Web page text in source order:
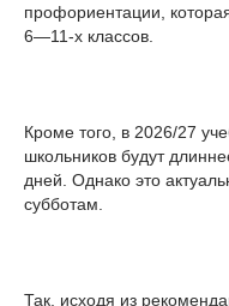
профориентации,
6—11-х классов.
Кроме того, в 2026/27
школьников будут
дней. Однако это
субботам.
Так, исходя из